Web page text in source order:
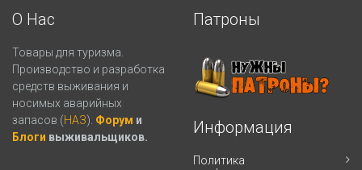
О Нас
Товары для туризма.
Производство и разработка
средств выживания и
носимых аварийных
запасов (НАЗ). Форум и
Блоги выживальщиков.
Патроны
Информация
Политика